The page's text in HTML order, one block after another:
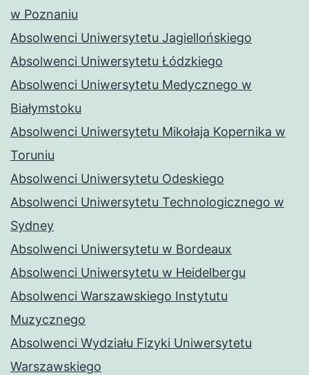
w Poznaniu
Absolwenci Uniwersytetu Jagiellońskiego
Absolwenci Uniwersytetu Łódzkiego
Absolwenci Uniwersytetu Medycznego w
Białymstoku
Absolwenci Uniwersytetu Mikołaja Kopernika w
Toruniu
Absolwenci Uniwersytetu Odeskiego
Absolwenci Uniwersytetu Technologicznego w
Sydney
Absolwenci Uniwersytetu w Bordeaux
Absolwenci Uniwersytetu w Heidelbergu
Absolwenci Warszawskiego Instytutu
Muzycznego
Absolwenci Wydziału Fizyki Uniwersytetu
Warszawskiego